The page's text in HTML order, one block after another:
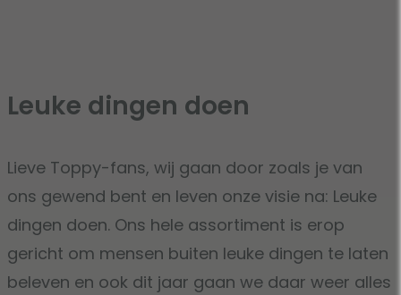
Leuke dingen doen
Lieve Toppy-fans, wij gaan door zoals je van
ons gewend bent en leven onze visie na: Leuke
dingen doen. Ons hele assortiment is erop
gericht om mensen buiten leuke dingen te laten
beleven en ook dit jaar gaan we daar weer alles